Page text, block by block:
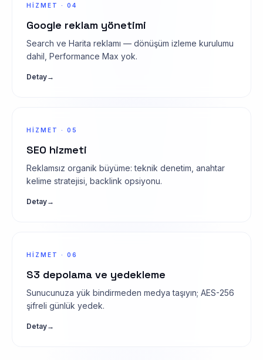
HIZMET · 04
Google reklam yönetimi
Search ve Harita reklamı — dönüşüm izleme kurulumu
dahil, Performance Max yok.
Detay→
HIZMET · 05
SEO hizmeti
Reklamsız organik büyüme: teknik denetim, anahtar
kelime stratejisi, backlink opsiyonu.
Detay→
HIZMET · 06
S3 depolama ve yedekleme
Sunucunuza yük bindirmeden medya taşıyın; AES-256
şifreli günlük yedek.
Detay→